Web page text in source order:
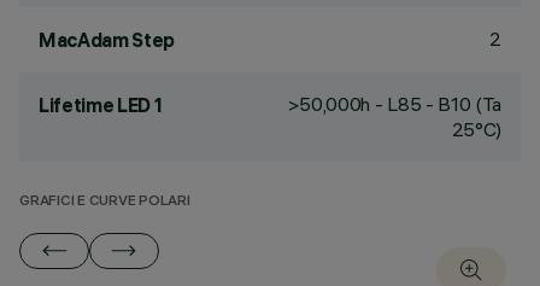
MacAdam Step 2
Lifetime LED 1
>50,000h - L85 - B10 (Ta
25°C)
GRAFICI E CURVE POLARI